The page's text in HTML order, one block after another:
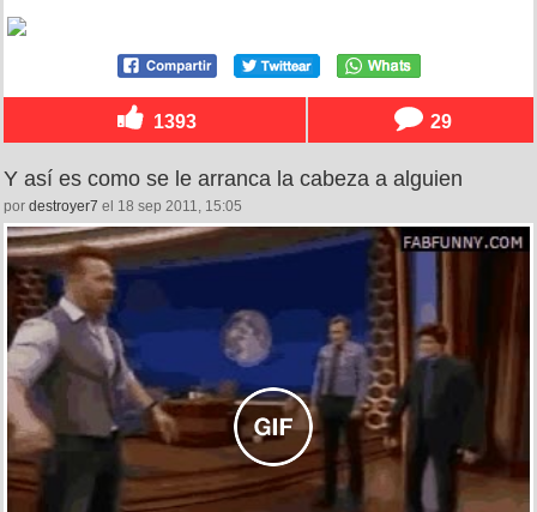
1393 29
Y así es como se le arranca la cabeza a alguien
por destroyer7 el 18 sep 2011, 15:05